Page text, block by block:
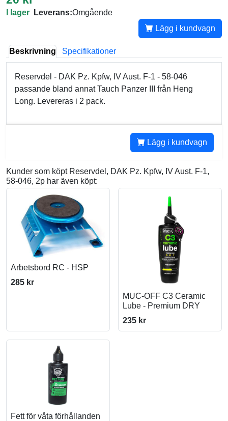
I lager Leverans:Omgående
Lägg i kundvagn
Beskrivning Specifikationer
Reservdel - DAK Pz. Kpfw, IV Aust. F-1 - 58-046
passande bland annat Tauch Panzer III från Heng
Long. Levereras i 2 pack.
Lägg i kundvagn
Kunder som köpt Reservdel, DAK Pz. Kpfw, IV Aust. F-1,
58-046, 2p har även köpt:
Arbetsbord RC - HSP
285 kr
MUC-OFF C3 Ceramic
Lube - Premium DRY
235 kr
Fett för våta förhållanden